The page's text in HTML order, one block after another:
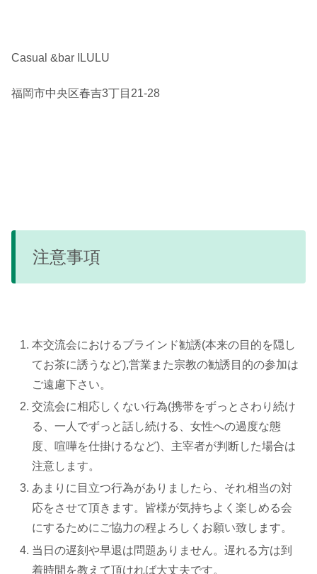
Casual &bar ILULU
福岡市中央区春吉3丁目21-28
注意事項
本交流会におけるブラインド勧誘(本来の目的を隠し
てお茶に誘うなど),営業また宗教の勧誘目的の参加は
ご遠慮下さい。
交流会に相応しくない行為(携帯をずっとさわり続け
る、一人でずっと話し続ける、女性への過度な態
度、喧嘩を仕掛けるなど)、主宰者が判断した場合は
注意します。
あまりに目立つ行為がありましたら、それ相当の対
応をさせて頂きます。皆様が気持ちよく楽しめる会
にするためにご協力の程よろしくお願い致します。
当日の遅刻や早退は問題ありません。遅れる方は到
着時間を教えて頂ければ大丈夫です。